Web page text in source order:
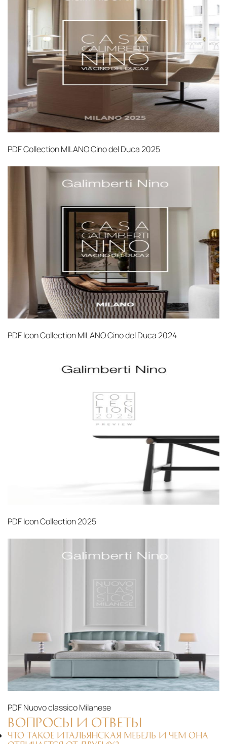
PDFCollection MILANO Cino del Duca 2025
PDFIcon Collection MILANO Cino del Duca 2024
PDFIcon Collection 2025
PDFNuovo classico Milanese
ВОПРОСЫ И ОТВЕТЫ
ЧТО ТАКОЕ ИТАЛЬЯНСКАЯ МЕБЕЛЬ И ЧЕМ ОНА